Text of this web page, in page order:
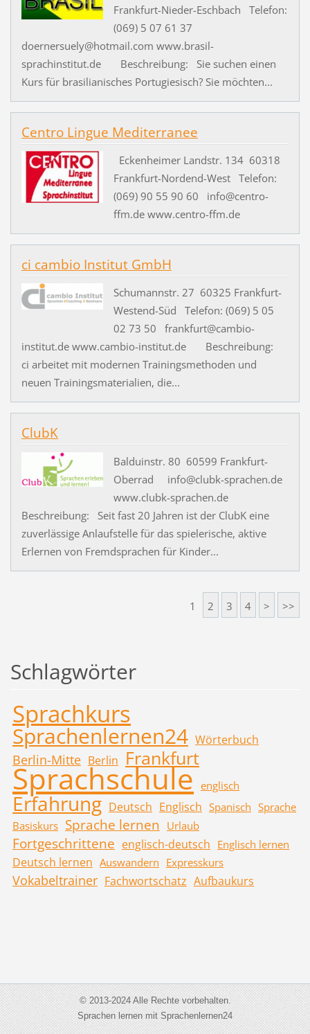
Frankfurt-Nieder-Eschbach Telefon:
(069) 5 07 61 37
doernersuely@hotmail.com www.brasil-
sprachinstitut.de Beschreibung: Sie suchen einen
Kurs für brasilianisches Portugiesisch? Sie möchten...
Centro Lingue Mediterranee
Eckenheimer Landstr. 134 60318
Frankfurt-Nordend-West Telefon:
(069) 90 55 90 60 info@centro-
ffm.de www.centro-ffm.de
ci cambio Institut GmbH
Schumannstr. 27 60325 Frankfurt-
Westend-Süd Telefon: (069) 5 05
02 73 50 frankfurt@cambio-
institut.de www.cambio-institut.de Beschreibung:
ci arbeitet mit modernen Trainingsmethoden und
neuen Trainingsmaterialien, die...
ClubK
Balduinstr. 80 60599 Frankfurt-
Oberrad info@clubk-sprachen.de
www.clubk-sprachen.de
Beschreibung: Seit fast 20 Jahren ist der ClubK eine
zuverlässige Anlaufstelle für das spielerische, aktive
Erlernen von Fremdsprachen für Kinder...
1 2 3 4 > >>
Schlagwörter
Sprachkurs
Sprachenlernen24 Wörterbuch
Berlin-Mitte Berlin Frankfurt
Sprachschule englisch
Erfahrung Deutsch Englisch Spanisch Sprache
Basiskurs Sprache lernen Urlaub
Fortgeschrittene englisch-deutsch Englisch lernen
Deutsch lernen Auswandern Expresskurs
Vokabeltrainer Fachwortschatz Aufbaukurs
© 2013-2024 Alle Rechte vorbehalten.
Sprachen lernen mit Sprachenlernen24